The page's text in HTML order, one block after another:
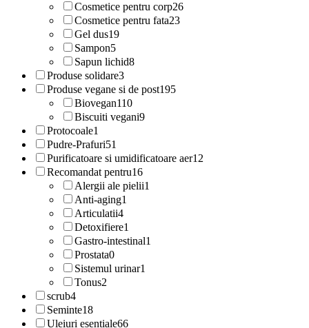
Cosmetice pentru corp26
Cosmetice pentru fata23
Gel dus19
Sampon5
Sapun lichid8
Produse solidare3
Produse vegane si de post195
Biovegan110
Biscuiti vegani9
Protocoale1
Pudre-Prafuri51
Purificatoare si umidificatoare aer12
Recomandat pentru16
Alergii ale pielii1
Anti-aging1
Articulatii4
Detoxifiere1
Gastro-intestinal1
Prostata0
Sistemul urinar1
Tonus2
scrub4
Seminte18
Uleiuri esentiale66